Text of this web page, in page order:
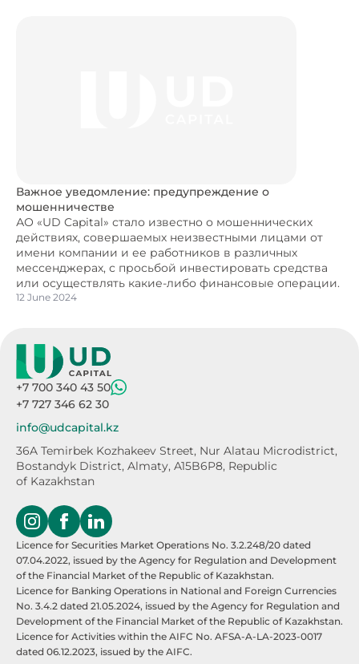
Важное уведомление: предупреждение о
мошенничестве
АО «UD Capital» стало известно о мошеннических
действиях, совершаемых неизвестными лицами от
имени компании и ее работников в различных
мессенджерах, с просьбой инвестировать средства
или осуществлять какие-либо финансовые операции.
12 June 2024
+7 700 340 43 50
+7 727 346 62 30
info@udcapital.kz
36A Temirbek Kozhakeev Street, Nur Alatau Microdistrict,
Bostandyk District, Almaty, A15B6P8, Republic
of Kazakhstan
Licence for Securities Market Operations No. 3.2.248/20 dated
07.04.2022, issued by the Agency for Regulation and Development
of the Financial Market of the Republic of Kazakhstan.
Licence for Banking Operations in National and Foreign Currencies
No. 3.4.2 dated 21.05.2024, issued by the Agency for Regulation and
Development of the Financial Market of the Republic of Kazakhstan.
Licence for Activities within the AIFC No. AFSA-A-LA-2023-0017
dated 06.12.2023, issued by the AIFC.